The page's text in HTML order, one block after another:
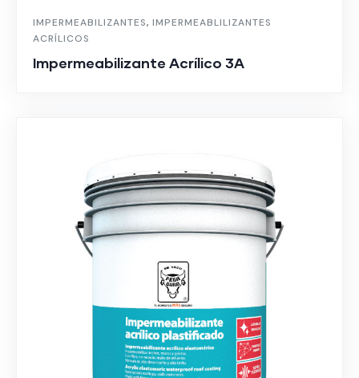
IMPERMEABILIZANTES, IMPERMEABLILIZANTES
ACRÍLICOS
Impermeabilizante Acrílico 3A